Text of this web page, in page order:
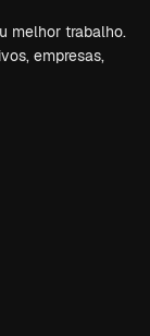
melhor trabalho.
empresas,